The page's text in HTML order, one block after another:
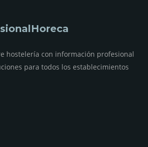
hostelería con información profesional
para todos los establecimientos